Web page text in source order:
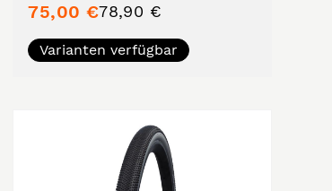
75,00 €78,90 €
Varianten verfügbar